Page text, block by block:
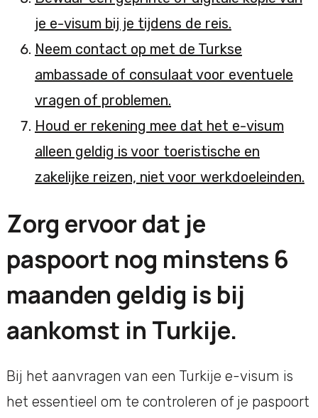
je e-visum bij je tijdens de reis.
Neem contact op met de Turkse
ambassade of consulaat voor eventuele
vragen of problemen.
Houd er rekening mee dat het e-visum
alleen geldig is voor toeristische en
zakelijke reizen, niet voor werkdoeleinden.
Zorg ervoor dat je
paspoort nog minstens 6
maanden geldig is bij
aankomst in Turkije.
Bij het aanvragen van een Turkije e-visum is
het essentieel om te controleren of je paspoort